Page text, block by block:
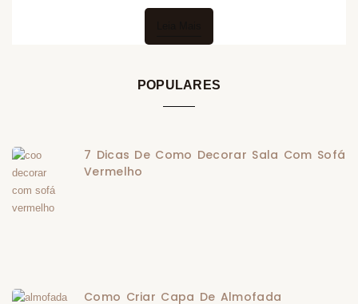
POPULARES
7 Dicas De Como Decorar Sala Com Sofá
Vermelho
Como Criar Capa De Almofada